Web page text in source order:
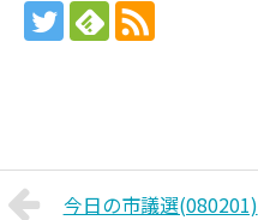
今日の市議選(080201)